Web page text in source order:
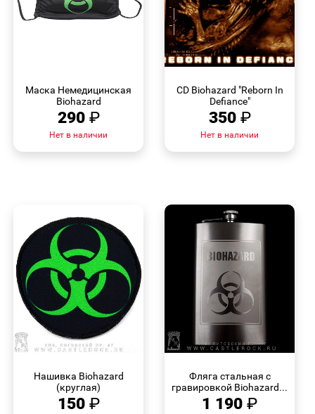
Маска Немедицинская
Biohazard
290 ₽
Нет в наличии
CD Biohazard "Reborn In
Defiance"
350 ₽
Нет в наличии
Нашивка Biohazard
(круглая)
150 ₽
Фляга стальная с
гравировкой Biohazard...
1 190 ₽